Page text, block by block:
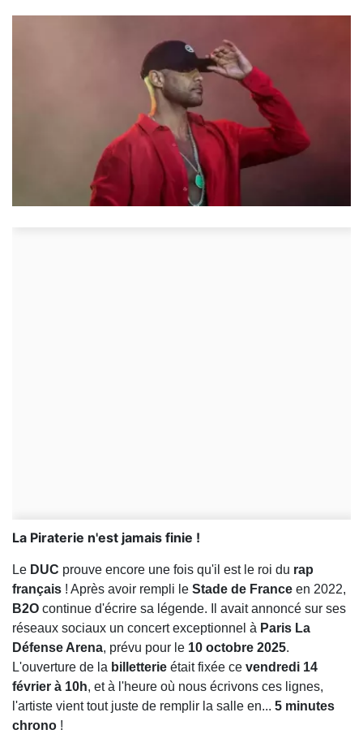
La Piraterie n'est jamais finie !
Le DUC prouve encore une fois qu'il est le roi du rap
français ! Après avoir rempli le Stade de France en 2022,
B2O continue d'écrire sa légende. Il avait annoncé sur ses
réseaux sociaux un concert exceptionnel à Paris La
Défense Arena, prévu pour le 10 octobre 2025.
L'ouverture de la billetterie était fixée ce vendredi 14
février à 10h, et à l'heure où nous écrivons ces lignes,
l'artiste vient tout juste de remplir la salle en... 5 minutes
chrono !